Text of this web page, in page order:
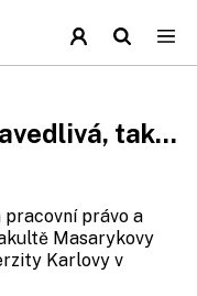
tak...
pracovní právo a
Masarykovy
Karlovy v